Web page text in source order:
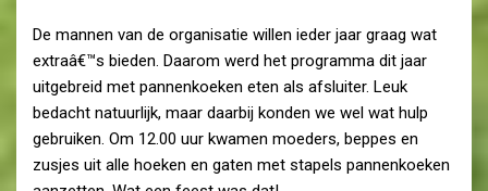
De mannen van de organisatie willen ieder jaar graag wat
extraâ€™s bieden. Daarom werd het programma dit jaar
uitgebreid met pannenkoeken eten als afsluiter. Leuk
bedacht natuurlijk, maar daarbij konden we wel wat hulp
gebruiken. Om 12.00 uur kwamen moeders, beppes en
zusjes uit alle hoeken en gaten met stapels pannenkoeken